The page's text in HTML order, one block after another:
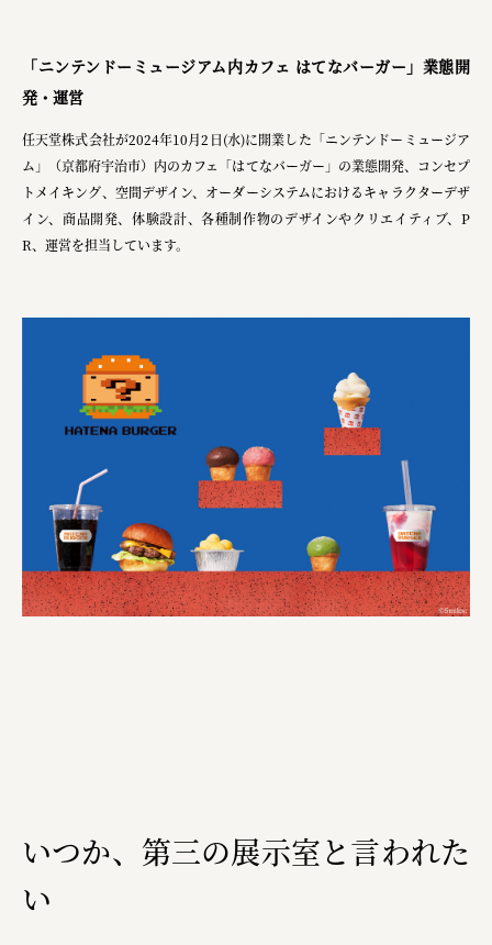
pr
space
Smiles
Soup Stock Tokyo
キリンホールディングス株式会社
ソロフレッシュコーヒーシステム株式会社
ピジョン株式会社
アトラス化成株式会社
複合的な形式で実施
三國屋善五郎
福山電業株式会社
有限会社 南印度洋行
日本商工会議所
ユウキ食品株式会社、株式会社広明通信社
「ニンテンドーミュージアム内カフェ はてなバーガー」業態開
発・運営
任天堂株式会社が2024年10月2日(水)に開業した「ニンテンドーミュージア
ム」（京都府宇治市）内のカフェ「はてなバーガー」の業態開発、コンセプ
トメイキング、空間デザイン、オーダーシステムにおけるキャラクターデザ
イン、商品開発、体験設計、各種制作物のデザインやクリエイティブ、P
R、運営を担当しています。
いつか、第三の展示室と言われた
い